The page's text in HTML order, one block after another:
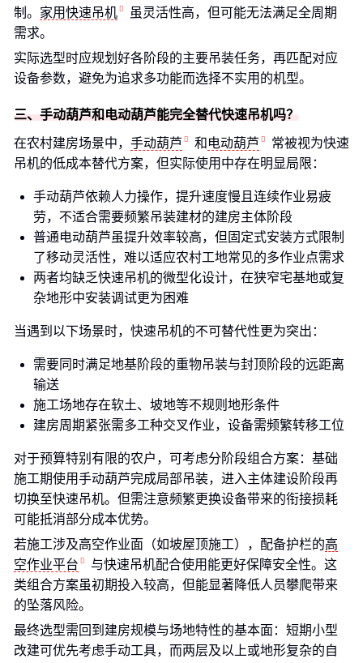
制。 家用快速吊机
虽灵活性高，但可能无法满足全周期
需求。
实际选型时应规划好各阶段的主要吊装任务，再匹配对应
设备参数，避免为追求多功能而选择不实用的机型。
三、手动葫芦和电动葫芦能完全替代快速吊机吗？
在农村建房场景中， 手动葫芦 和 电动葫芦
常被视为快速
吊机的低成本替代方案，但实际使用中存在明显局限：
手动葫芦依赖人力操作，提升速度慢且连续作业易疲
劳，不适合需要频繁吊装建材的建房主体阶段
普通电动葫芦虽提升效率较高，但固定式安装方式限制
了移动灵活性，难以适应农村工地常见的多作业点需求
两者均缺乏快速吊机的微型化设计，在狭窄宅基地或复
杂地形中安装调试更为困难
当遇到以下场景时，快速吊机的不可替代性更为突出：
需要同时满足地基阶段的重物吊装与封顶阶段的远距离
输送
施工场地存在软土、坡地等不规则地形条件
建房周期紧张需多工种交叉作业，设备需频繁转移工位
对于预算特别有限的农户，可考虑分阶段组合方案：基础
施工期使用手动葫芦完成局部吊装，进入主体建设阶段再
切换至快速吊机。但需注意频繁更换设备带来的衔接损耗
可能抵消部分成本优势。
若施工涉及高空作业面（如坡屋顶施工），配备护栏的高
空作业平台
与快速吊机配合使用能更好保障安全性。这
类组合方案虽初期投入较高，但能显著降低人员攀爬带来
的坠落风险。
最终选型需回到建房规模与场地特性的基本面：短期小型
改建可优先考虑手动工具，而两层及以上或地形复杂的自